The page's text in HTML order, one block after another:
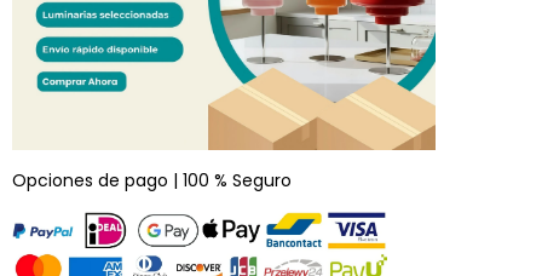
Opciones de pago | 100 % Seguro